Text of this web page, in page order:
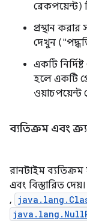
প্রস্থান করার
দেখুন
একটি
হলে একটি
ওয়াচপয়েন্ট
ব্যতিক্রম এবং
রানটাইম
এবং বিস্তারিত
,